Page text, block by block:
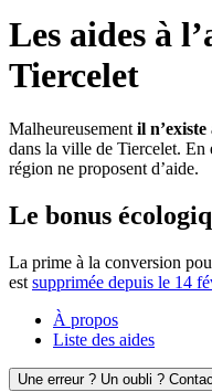
Les aides à
Tiercelet
Malheureusement il
dans la ville de Tiercelet.
région ne proposent d’aide.
Le bonus
La prime à la conversion
est supprimée depuis le 14
À propos
Liste des aides
Une erreur ? Un oubli ?